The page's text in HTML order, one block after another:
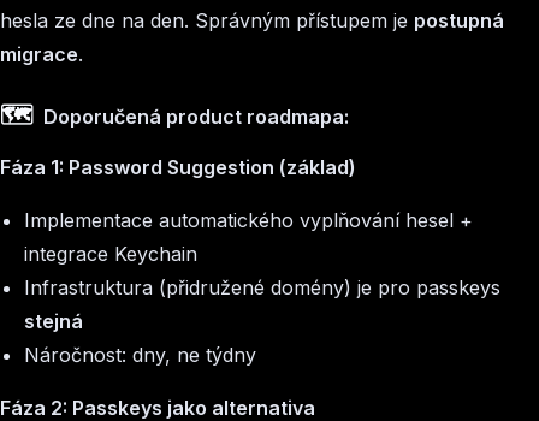
hesla ze dne na den. Správným přístupem je postupná
migrace.
🗺️ Doporučená product roadmapa:
Fáza 1: Password Suggestion (základ)
Implementace automatického vyplňování hesel +
integrace Keychain
Infrastruktura (přidružené domény) je pro passkeys
stejná
Náročnost: dny, ne týdny
Fáza 2: Passkeys jako alternativa